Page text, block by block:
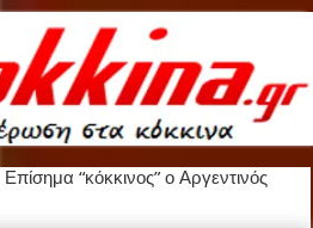
Επίσημα “κόκκινος” ο Αργεντινός